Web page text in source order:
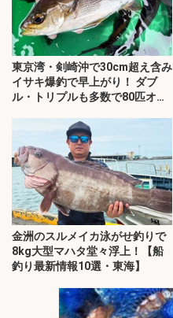
東京湾・剣崎沖で30cm超え含み
イサキ爆釣で早上がり！ ダブ
ル・トリプルも多数で80匹オー
金洲のスルメイカ泳がせ釣りで
8kg大型マハタ堂々浮上！【船
釣り最新情報10選・東海】